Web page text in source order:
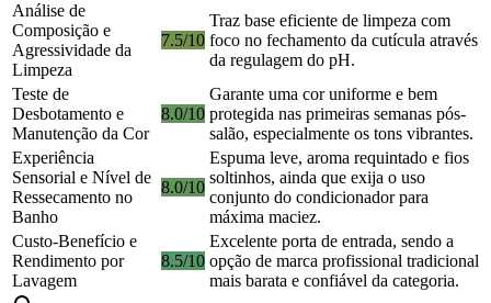
Análise de
Composição e
Agressividade da
Limpeza
7.5/10
Traz base eficiente de limpeza com
foco no fechamento da cutícula através
da regulagem do pH.
Teste de
Desbotamento e
Manutenção da Cor
8.0/10
Garante uma cor uniforme e bem
protegida nas primeiras semanas pós-
salão, especialmente os tons vibrantes.
Experiência
Sensorial e Nível de
Ressecamento no
Banho
8.0/10
Espuma leve, aroma requintado e fios
soltinhos, ainda que exija o uso
conjunto do condicionador para
máxima maciez.
Custo-Benefício e
Rendimento por
Lavagem
8.5/10
Excelente porta de entrada, sendo a
opção de marca profissional tradicional
mais barata e confiável da categoria.